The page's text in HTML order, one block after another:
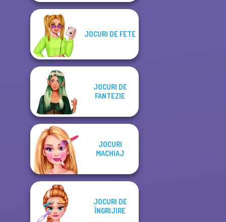
JOCURI DE FETE
JOCURI DE
FANTEZIE
JOCURI
MACHIAJ
JOCURI DE
ÎNGRIJIRE